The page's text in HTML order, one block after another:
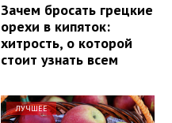
Зачем бросать грецкие
орехи в кипяток:
хитрость, о которой
стоит узнать всем
ЛУЧШЕЕ